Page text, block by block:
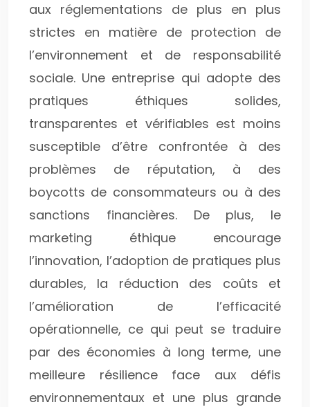
aux réglementations de plus en plus
strictes en matière de protection de
l’environnement et de responsabilité
sociale. Une entreprise qui adopte des
pratiques éthiques solides,
transparentes et vérifiables est moins
susceptible d’être confrontée à des
problèmes de réputation, à des
boycotts de consommateurs ou à des
sanctions financières. De plus, le
marketing éthique encourage
l’innovation, l’adoption de pratiques plus
durables, la réduction des coûts et
l’amélioration de l’efficacité
opérationnelle, ce qui peut se traduire
par des économies à long terme, une
meilleure résilience face aux défis
environnementaux et une plus grande